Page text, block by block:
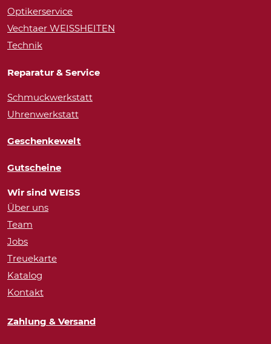
Optikerservice
Vechtaer WEISSHEITEN
Technik
Reparatur & Service
Schmuckwerkstatt
Uhrenwerkstatt
Geschenkewelt
Gutscheine
Wir sind WEISS
Über uns
Team
Jobs
Treuekarte
Katalog
Kontakt
Zahlung & Versand